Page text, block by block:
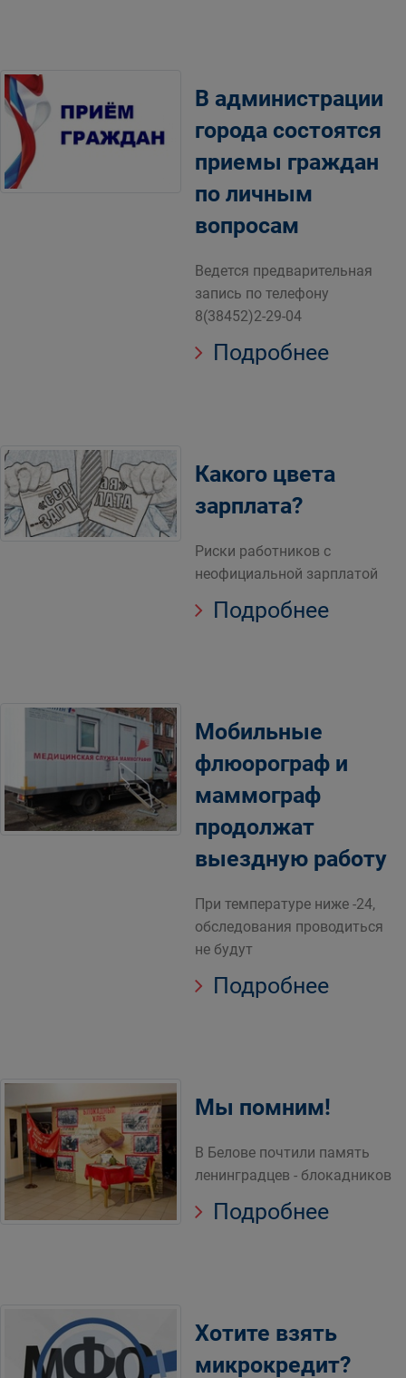
В администрации
города состоятся
приемы граждан
по личным
вопросам
Ведется предварительная
запись по телефону
8(38452)2-29-04
Подробнее
Какого цвета
зарплата?
Риски работников с
неофициальной зарплатой
Подробнее
Мобильные
флюорограф и
маммограф
продолжат
выездную работу
При температуре ниже -24,
обследования проводиться
не будут
Подробнее
Мы помним!
В Белове почтили память
ленинградцев - блокадников
Подробнее
Хотите взять
микрокредит?